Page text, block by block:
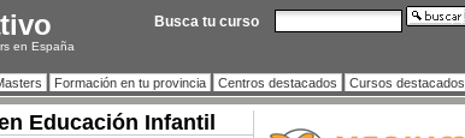
en España
Formación en tu provincia Centros destacados Cursos destacados
Educación Infantil
Busca tu curso